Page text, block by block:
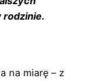
rodzinie.
na miarę – z